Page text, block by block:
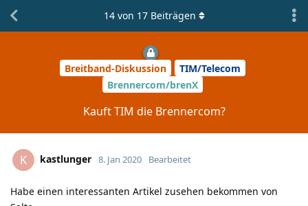
Breitband-Diskussion
TIM/Telecom
Brennercom/brenX
Kauft TIM die Brennercom?
14von 17Beiträgen
K kastlunger 8. Jan 2020 Bearbeitet
Habe einen interessanten Artikel zusehen bekommen von